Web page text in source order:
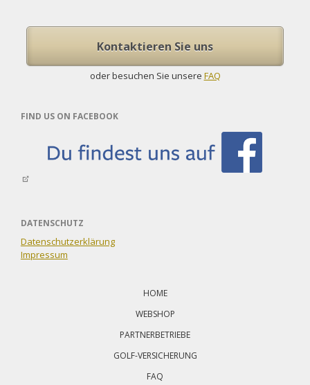
Kontaktieren Sie uns
oder besuchen Sie unsere FAQ
FIND US ON FACEBOOK
DATENSCHUTZ
Datenschutzerklärung
Impressum
HOME
WEBSHOP
PARTNERBETRIEBE
GOLF-VERSICHERUNG
FAQ